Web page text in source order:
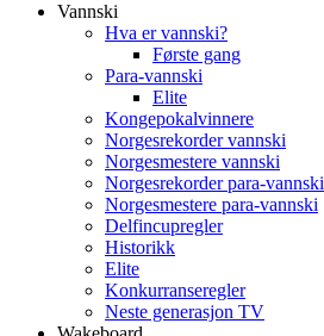
Vannski
Hva er vannski?
Første gang
Para-vannski
Elite
Kongepokalvinnere
Norgesrekorder vannski
Norgesmestere vannski
Norgesrekorder para-vannski
Norgesmestere para-vannski
Delfincupregler
Historikk
Elite
Konkurranseregler
Neste generasjon TV